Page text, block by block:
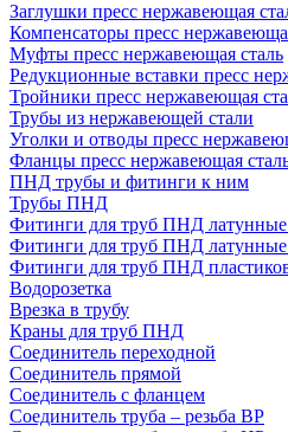
Заглушки пресс нержавеющая
Компенсаторы пресс
Муфты пресс нержавеющая сталь
Редукционные вставки пресс
Тройники пресс нержавеющая
Трубы из нержавеющей стали
Уголки и отводы пресс
Фланцы пресс нержавеющая
ПНД трубы и фитинги к ним
Трубы ПНД
Фитинги для труб ПНД
Фитинги для труб ПНД
Фитинги для труб ПНД
Водорозетка
Врезка в трубу
Краны для труб ПНД
Соединитель переходной
Соединитель прямой
Соединитель с фланцем
Соединитель труба – резьба ВР